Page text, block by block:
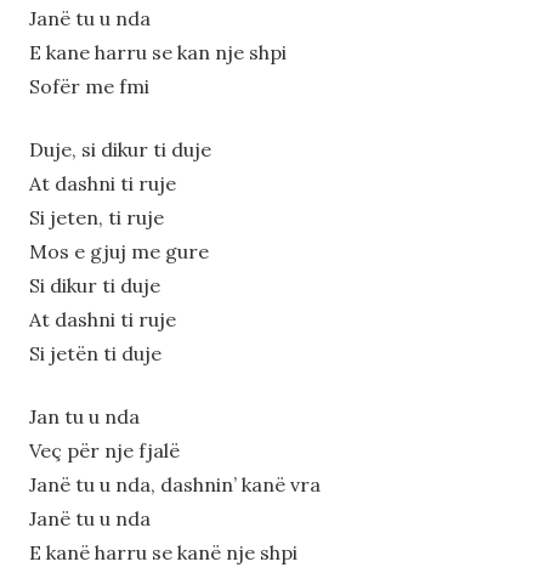
Janë tu u nda
E kane harru se kan nje shpi
Sofër me fmi
Duje, si dikur ti duje
At dashni ti ruje
Si jeten, ti ruje
Mos e gjuj me gure
Si dikur ti duje
At dashni ti ruje
Si jetën ti duje
Jan tu u nda
Veç për nje fjalë
Janë tu u nda, dashnin’ kanë vra
Janë tu u nda
E kanë harru se kanë nje shpi